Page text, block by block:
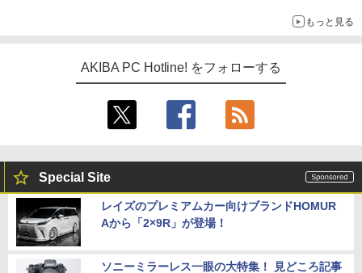
もっと見る
AKIBA PC Hotline! をフォローする
Special Site
レイズのプレミアムカー向けブランドHOMUR
Aから「2×9R」が登場！
ソニーミラーレス一眼の大特集！ 見どころ記事